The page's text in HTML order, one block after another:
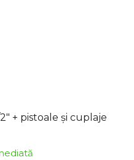
+ pistoale și cuplaje